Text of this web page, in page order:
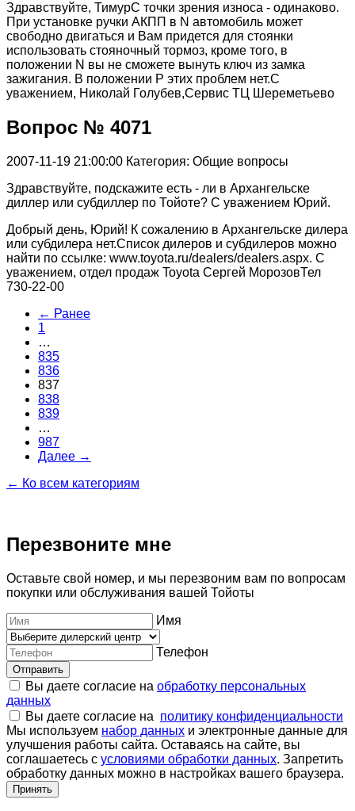
Здравствуйте, ТимурС точки зрения износа - одинаково.
При установке ручки АКПП в N автомобиль может
свободно двигаться и Вам придется для стоянки
использовать стояночный тормоз, кроме того, в
положении N вы не сможете вынуть ключ из замка
зажигания. В положении Р этих проблем нет.С
уважением, Николай Голубев,Сервис ТЦ Шереметьево
Вопрос № 4071
2007-11-19 21:00:00 Категория: Общие вопросы
Здравствуйте, подскажите есть - ли в Архангельске
диллер или субдиллер по Тойоте? С уважением Юрий.
Добрый день, Юрий! К сожалению в Архангельске дилера
или субдилера нет.Список дилеров и субдилеров можно
найти по ссылке: www.toyota.ru/dealers/dealers.aspx. С
уважением, отдел продаж Toyota Сергей МорозовТел
730-22-00
← Ранее
1
…
835
836
837
838
839
…
987
Далее →
← Ко всем категориям
Перезвоните мне
Оставьте свой номер, и мы перезвоним вам по вопросам
покупки или обслуживания вашей Тойоты
Имя
Телефон
Отправить
Вы даете согласие на обработку персональных
данных
Вы даете согласие на политику конфиденциальности
Мы используем набор данных и электронные данные для
улучшения работы сайта. Оставаясь на сайте, вы
соглашаетесь с условиями обработки данных. Запретить
обработку данных можно в настройках вашего браузера.
Принять